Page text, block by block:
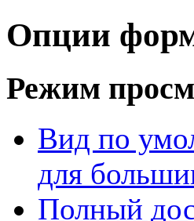
Опции
Режим
Вид по
для
Полный